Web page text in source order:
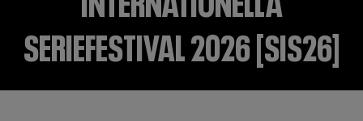
SERIEFESTIVAL 2026 [SIS26]